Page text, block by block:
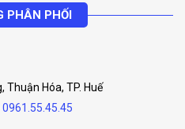
PHÂN PHỐI
Thuận Hóa, TP. Huế